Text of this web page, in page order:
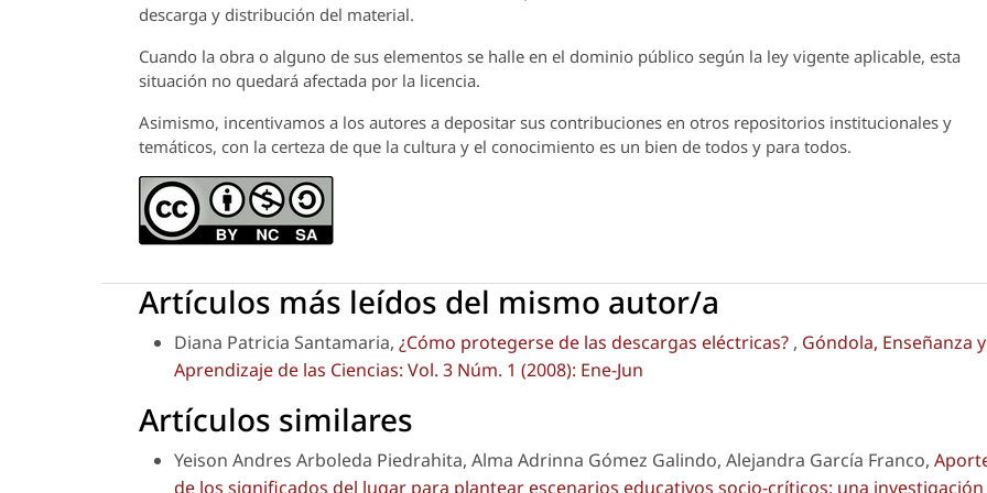
descarga y distribución del material.
Cuando la obra o alguno de sus elementos se halle en el dominio público según la ley vigente aplicable, esta
situación no quedará afectada por la licencia.
Asimismo, incentivamos a los autores a depositar sus contribuciones en otros repositorios institucionales y
temáticos, con la certeza de que la cultura y el conocimiento es un bien de todos y para todos.
Artículos más leídos del mismo autor/a
Diana Patricia Santamaria, ¿Cómo protegerse de las descargas eléctricas? , Góndola, Enseñanza y
Aprendizaje de las Ciencias: Vol. 3 Núm. 1 (2008): Ene-Jun
Artículos similares
Yeison Andres Arboleda Piedrahita, Alma Adrinna Gómez Galindo, Alejandra García Franco,
de los significados del lugar para plantear escenarios educativos socio-críticos: una investigación